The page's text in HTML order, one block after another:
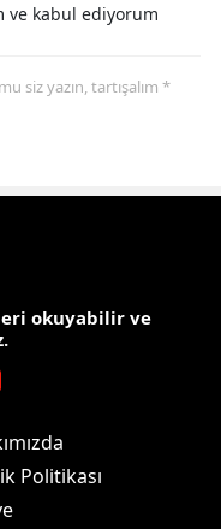
ve kabul ediyorum
siz yazın, tartışalım *
okuyabilir ve
Politikası